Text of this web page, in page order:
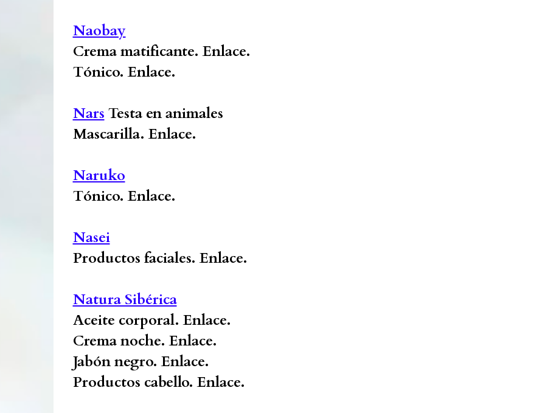
Naobay
Crema matificante.Enlace.
Tónico.Enlace.
Nars Testa en animales
Mascarilla.Enlace.
Naruko
Tónico.Enlace.
Nasei
Productos faciales.Enlace.
Natura Sibérica
Aceite corporal.Enlace.
Crema noche.Enlace.
Jabón negro.Enlace.
Productos cabello.Enlace.